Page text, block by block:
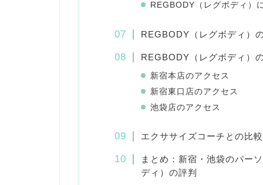
REGBODY（レグボディ
REGBODY（レグボディ）
REGBODY（レグボディ）
新宿本店のアクセス
新宿東口店のアクセス
池袋店のアクセス
エクササイズコーチとの比較
まとめ：新宿・池袋のパー
ディ）の評判